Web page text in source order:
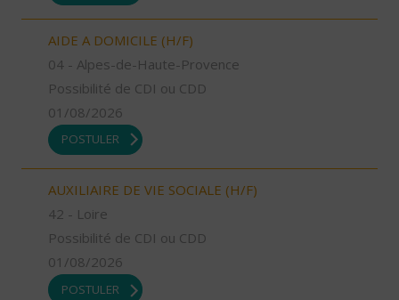
AIDE A DOMICILE (H/F)
04 - Alpes-de-Haute-Provence
Possibilité de CDI ou CDD
01/08/2026
POSTULER
AUXILIAIRE DE VIE SOCIALE (H/F)
42 - Loire
Possibilité de CDI ou CDD
01/08/2026
POSTULER